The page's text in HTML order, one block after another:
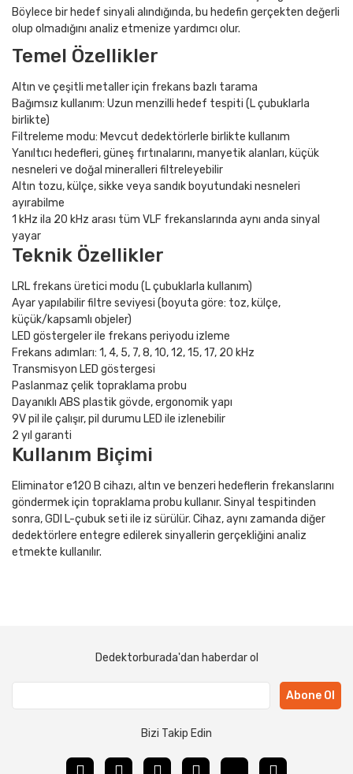
Böylece bir hedef sinyali alındığında, bu hedefin gerçekten değerli
olup olmadığını analiz etmenize yardımcı olur.
Temel Özellikler
Altın ve çeşitli metaller için frekans bazlı tarama
Bağımsız kullanım: Uzun menzilli hedef tespiti (L çubuklarla
birlikte)
Filtreleme modu: Mevcut dedektörlerle birlikte kullanım
Yanıltıcı hedefleri, güneş fırtınalarını, manyetik alanları, küçük
nesneleri ve doğal mineralleri filtreleyebilir
Altın tozu, külçe, sikke veya sandık boyutundaki nesneleri
ayırabilme
1 kHz ila 20 kHz arası tüm VLF frekanslarında aynı anda sinyal
yayar
Teknik Özellikler
LRL frekans üretici modu (L çubuklarla kullanım)
Ayar yapılabilir filtre seviyesi (boyuta göre: toz, külçe,
küçük/kapsamlı objeler)
LED göstergeler ile frekans periyodu izleme
Frekans adımları: 1, 4, 5, 7, 8, 10, 12, 15, 17, 20 kHz
Transmisyon LED göstergesi
Paslanmaz çelik topraklama probu
Dayanıklı ABS plastik gövde, ergonomik yapı
9V pil ile çalışır, pil durumu LED ile izlenebilir
2 yıl garanti
Kullanım Biçimi
Eliminator e120 B cihazı, altın ve benzeri hedeflerin frekanslarını
göndermek için topraklama probu kullanır. Sinyal tespitinden
sonra, GDI L-çubuk seti ile iz sürülür. Cihaz, aynı zamanda diğer
dedektörlere entegre edilerek sinyallerin gerçekliğini analiz
etmekte kullanılır.
Dedektorburada'dan haberdar ol
Abone Ol
Bizi Takip Edin